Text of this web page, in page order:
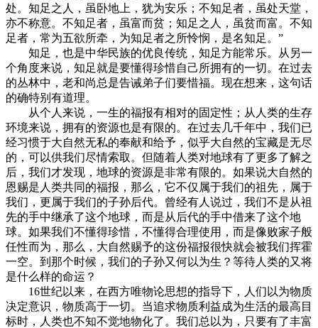
处。知足之人，虽卧地上，犹为安乐；不知足者，虽处天堂，
亦不称意。不知足者，虽富而贫；知足之人，虽贫而富。不知
足者，常为五欲所牵，为知足者之所怜悯，是名知足。”
知足，也是中华民族的优良传统，知足方能常乐。从另一
个角度来说，知足就是要懂得珍惜自己所拥有的一切。在过去
的丛林中，老和尚总是告诫弟子们要惜福。现在想来，这句话
的确特别有道理。
从个人来说，一生的福报有相对的固定性；从人类的生存
环境来说，拥有的资源也是有限的。在过去几千年中，我们已
经习惯于大自然无私的奉献和给予，似乎大自然的宝藏是无尽
的，可以供我们尽情索取。但随着人类对地球有了更多了解之
后，我们才发现，地球的资源是非常有限的。如果说大自然的
恩赐是人类共同的福报，那么，它不仅属于我们的祖先，属于
我们，更属于我们的子孙后代。曾经有人说过，我们不是从祖
先的手中继承了这个地球，而是从后代的手中借来了这个地
球。如果我们不懂得珍惜，不懂得合理使用，而是像败家子般
任性而为，那么，大自然赐予的这份福报很快就会被我们挥霍
一空。到那个时候，我们的子孙又何以为生？等待人类的又将
是什么样的命运？
16世纪以来，在西方唯物论思想的指导下，人们以为物质
决定意识，物质高于一切。当追求物质利益成为生活的最高目
标时，人类也不知不觉地物化了。我们总以为，只要有了丰富